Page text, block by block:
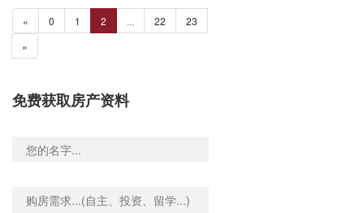
« 0 1 2 ... 22
23
»
免费获取房产资料